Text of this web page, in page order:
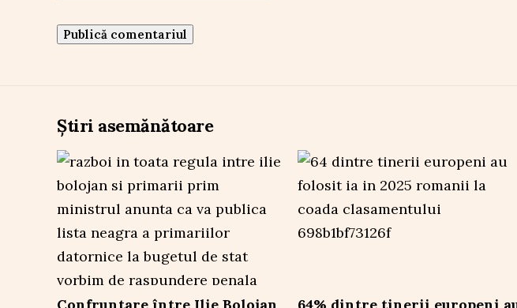
Știri asemănătoare